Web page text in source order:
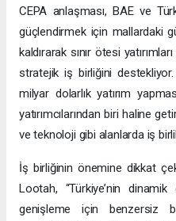
CEPA anlaşması, BAE ve
güçlendirmek için mallardaki
kaldırarak sınır ötesi
stratejik iş birliğini destekliyor.
milyar dolarlık yatırım
yatırımcılarından biri haline
ve teknoloji gibi alanlarda iş
İş birliğinin önemine dikkat
Lootah, “Türkiye’nin
genişleme için benzersiz